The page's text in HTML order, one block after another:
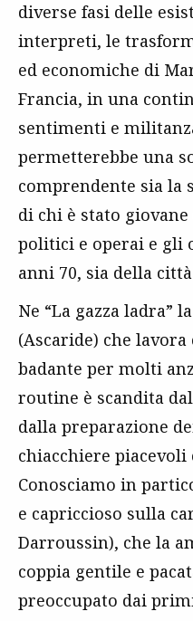
diverse fasi delle
interpreti, le
ed economiche di
Francia, in una
sentimenti e
permetterebbe una
comprendente sia la
di chi è stato
politici e operai e gli
anni 70, sia della
Ne “La gazza ladra”
(Ascaride) che
badante per molti
routine è scandita
dalla preparazione
chiacchiere
Conosciamo in
e capriccioso sulla
Darroussin), che la
coppia gentile e
preoccupato dai